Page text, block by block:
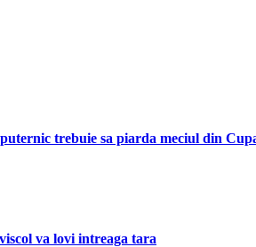
trebuie sa piarda meciul din
va lovi intreaga tara